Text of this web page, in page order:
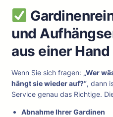
und
aus einer Hand
Wenn Sie sich fragen: „Wer
hängt sie wieder auf?“, dann
Service genau das Richtige.
Abnahme Ihrer Gardinen